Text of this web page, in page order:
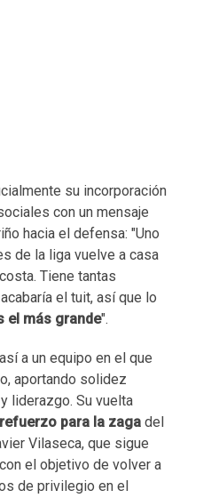
su incorporación
con un mensaje
hacia el defensa: "Uno
de la liga vuelve a casa
Tiene tantas
el tuit, así que lo
el más grande".
a un equipo en el que
aportando solidez
liderazgo. Su vuelta
para la zaga del
Vilaseca, que sigue
el objetivo de volver a
de privilegio en el